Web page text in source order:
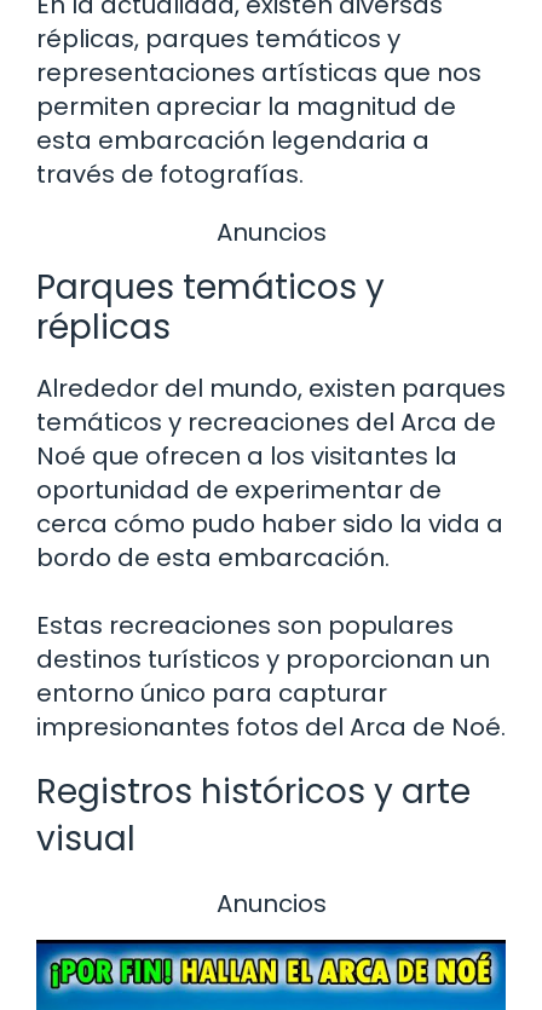
réplicas, parques temáticos y
representaciones artísticas que nos
permiten apreciar la magnitud de
esta embarcación legendaria a
través de fotografías.
Anuncios
Parques temáticos y
réplicas
Alrededor del mundo, existen parques
temáticos y recreaciones del Arca de
Noé que ofrecen a los visitantes la
oportunidad de experimentar de
cerca cómo pudo haber sido la vida a
bordo de esta embarcación.
Estas recreaciones son populares
destinos turísticos y proporcionan un
entorno único para capturar
impresionantes fotos del Arca de Noé.
Registros históricos y arte
visual
Anuncios